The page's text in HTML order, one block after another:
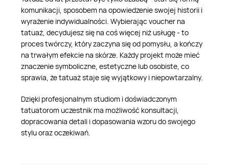
komunikacji, sposobem na opowiedzenie swojej historii i
wyrażenie indywidualności. Wybierając voucher na
tatuaż, decydujesz się na coś więcej niż usługę - to
proces twórczy, który zaczyna się od pomysłu, a kończy
na trwałym efekcie na skórze. Każdy projekt może mieć
znaczenie symboliczne, estetyczne lub osobiste, co
sprawia, że tatuaż staje się wyjątkowy i niepowtarzalny.
Dzięki profesjonalnym studiom i doświadczonym
tatuatorom uczestnik ma możliwość konsultacji,
dopracowania detali i dopasowania wzoru do swojego
stylu oraz oczekiwań.